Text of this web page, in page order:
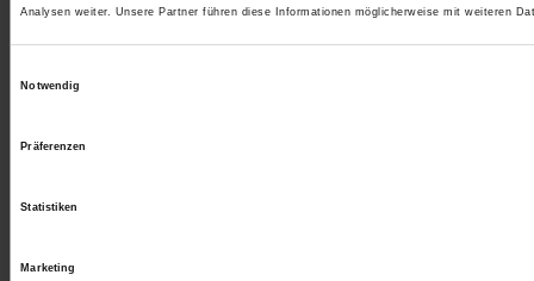
Analysen weiter. Unsere Partner führen diese Informationen möglicherweise mit weiteren
Notwendig
Präferenzen
Statistiken
Marketing